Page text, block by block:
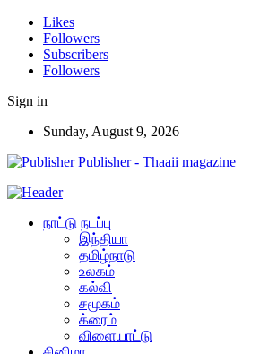
Likes
Followers
Subscribers
Followers
Sign in
Sunday, August 9, 2026
Publisher - Thaaii magazine
நாட்டு நடப்பு
இந்தியா
தமிழ்நாடு
உலகம்
கல்வி
சமூகம்
க்ரைம்
விளையாட்டு